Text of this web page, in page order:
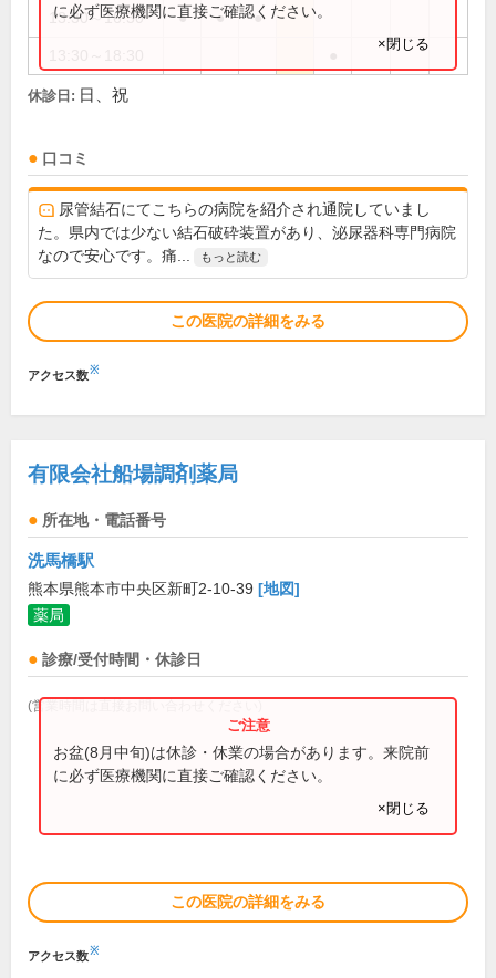
13:30～16:30 ● ● ●
に必ず医療機関に直接ご確認ください。
×閉じる
休診日: 日、祝
口コミ
尿管結石にてこちらの病院を紹介され通院していまし
た。県内では少ない結石破砕装置があり、泌尿器科専門病院
なので安心です。痛...
もっと読む
この医院の詳細をみる
アクセス数※
有限会社船場調剤薬局
所在地・電話番号
洗馬橋駅
熊本県熊本市中央区新町2-10-39 [地図]
薬局
診療/受付時間・休診日
(営業時間は直接お問い合わせください)
お盆(8月中旬)は休診・休業の場合があります。来院前
に必ず医療機関に直接ご確認ください。
×閉じる
この医院の詳細をみる
アクセス数※